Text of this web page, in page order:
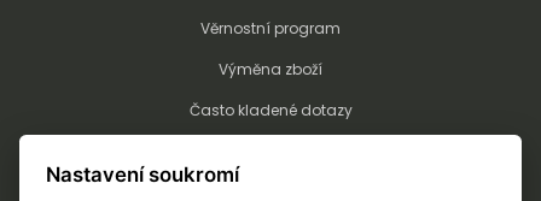
Věrnostní program
Výměna zboží
Často kladené dotazy
Nastavení soukromí